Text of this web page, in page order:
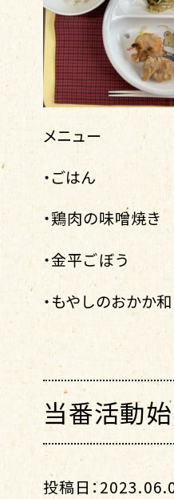
メニュー
・ごはん
・鶏肉の味噌焼き
・金平ごぼう
・もやしのおかか
当番活動始
投稿日：